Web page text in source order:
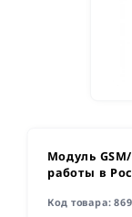
Модуль
работы в
Код товара: